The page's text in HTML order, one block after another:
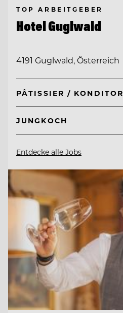
TOP ARBEITGEBER
Hotel Guglwald
4191 Guglwald, Österreich
PÂTISSIER / KONDITOR
JUNGKOCH
Entdecke alle Jobs